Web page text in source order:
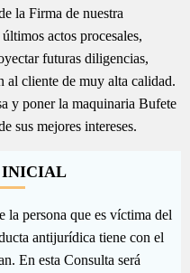
la Firma de nuestra
actos procesales,
futuras diligencias,
al cliente de muy alta calidad.
y poner la maquinaria Bufete
sus mejores intereses.
INICIAL
la persona que es víctima del
antijurídica tiene con el
En esta Consulta será